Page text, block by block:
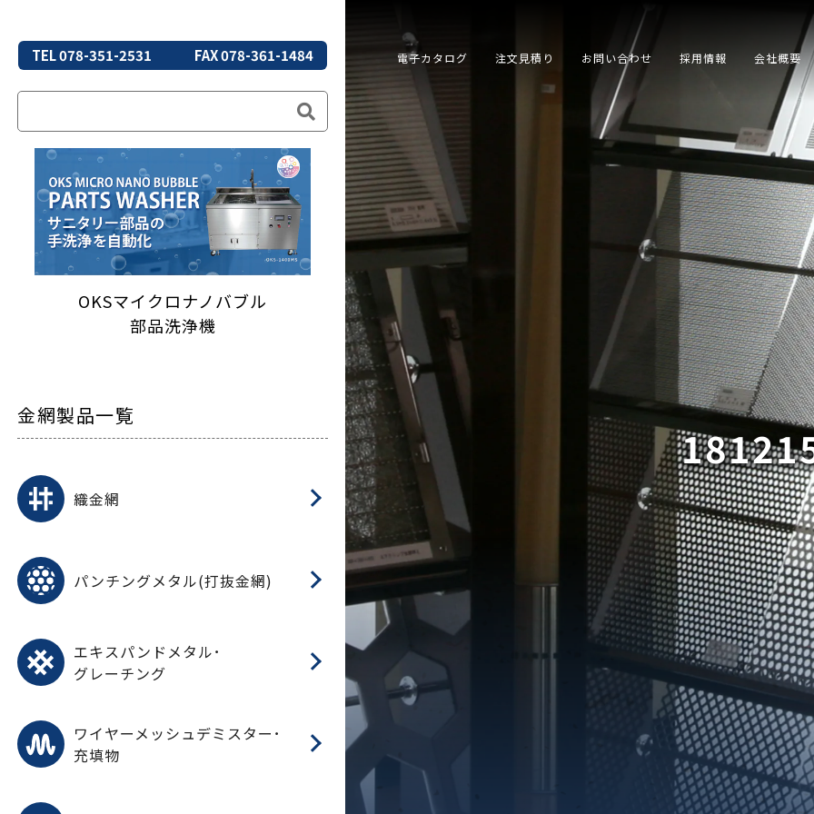
TEL 078-351-2531 FAX 078-361-1484
OKSマイクロナノバブル
部品洗浄機
金網製品一覧
織金網
平織金網
平織金網網目一覧表
綾織金網
綾織金網網目一覧表
特殊線材メッシュ網目一覧
マグネステン
マグネステン 金網網目一覧表
平畳織金網
綾畳織金網
クリンプ織金網
ロッククリンプ織金網
フラットトップ織金網
(滑面式金網)
トンキャップ織金網
(長目金網)
タイロッド織金網
振動篩用金網について
JIS試験用ふるい
ワイヤーネットコンベヤー
菱形金網
亀甲金網
装飾用織金網
ワイヤーゲージ（線番）
織金網加工品
パンチングメタル(打抜金網)
金型パターン
在庫リスト
造粒機及び粉砕機用
遠心分離機用
スーパーパンチング™
SUPER PUNCHING™
スーパーパンチング™
標準金型リスト
スーパーパンチング™
在庫リスト
ODSサニタリーストレーナー™
二相ステンレス鋼パンチング
メタル™
耐摩耗鋼板HARDOX®
エンボス・ディンプル加工
樹脂パンチング™
（プラスチックパンチング）
セレクト カラー・サイズ
樹脂パンチング™（PVC）
オーダーシート
CFRTP
（炭素繊維強化熱可塑性樹
脂）
パンチング™
大開孔率パンチング™
（X-OPEN AREA
PUNCHING）
C.G.P/コンピューター
グラフィックパンチング
開孔率自動計算(%)
重量自動計算(kg)
パンチングメタル加工品
エキスパンドメタル･
グレーチング
エキスパンドメタル
CFRTP EXメッシュ『CF
TON』
グレーチング
ワイヤーメッシュデミスター･
充填物
溶接金網
ファインメッシュ
ファインメッシュ加工品
電子カタログ 注文見積り お問い合わせ 採用情報 会社概要